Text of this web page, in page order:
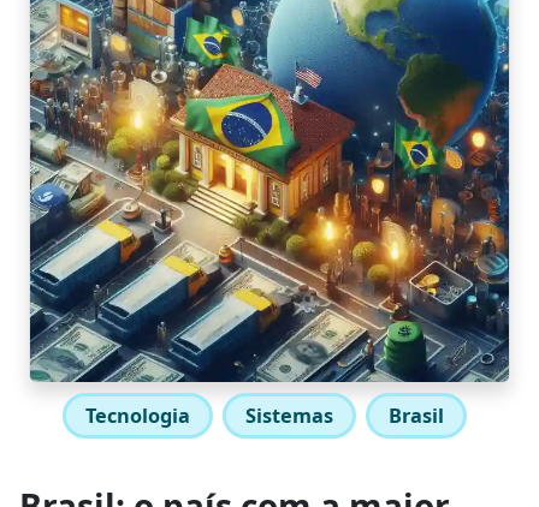
Tecnologia Sistemas Brasil